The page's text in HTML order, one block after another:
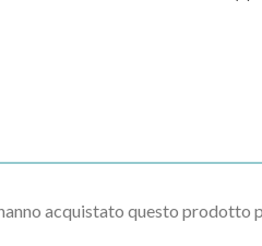
acquistato questo prodotto